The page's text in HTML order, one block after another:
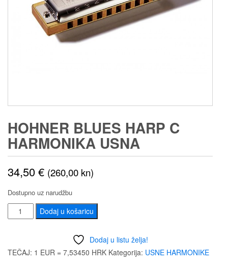
HOHNER BLUES HARP C
HARMONIKA USNA
34,50€ (260,00 kn)
Dostupno uz narudžbu
HOHNER
BLUES
C
Dodaj u košaricu
Dodaj u listu želja!
TEČAJ: 1 EUR = 7,53450 HRK Kategorija: USNE HARMONIKE